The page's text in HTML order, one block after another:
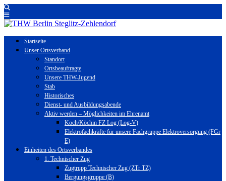
Startseite
Unser Ortsverband
Standort
Ortsbeauftragte
Unsere THW-Jugend
Stab
Historisches
Dienst- und Ausbildungsabende
Aktiv werden – Möglichkeiten im Ehrenamt
Koch/Köchin FZ Log (Log-V)
Elektrofachkräfte für unsere Fachgruppe Elektroversorgung (FGr
E)
Einheiten des Ortsverbandes
1. Technischer Zug
Zugtrupp Technischer Zug (ZTr TZ)
Bergungsgruppe (B)